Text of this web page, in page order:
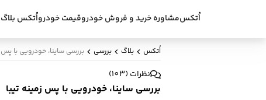
اُتکسمشاوره خرید و فروش خودروقیمت خودرواُتکس بلاگ
اُتکس بلاگ بررسی بررسی ساینا، خودرویی با پس
نظرات (
103
)
بررسی ساینا، خودرویی با پس زمینه تیبا